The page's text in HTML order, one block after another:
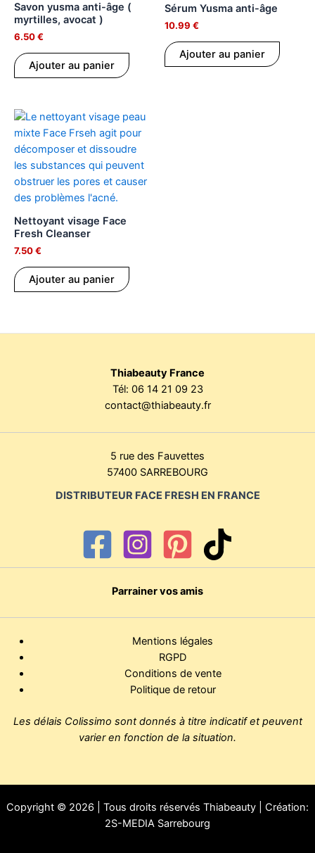
Savon yusma anti-âge (
myrtilles, avocat )
6.50€
Ajouter au panier
Sérum Yusma anti-âge
10.99 €
Ajouter au panier
Nettoyant visage Face
Fresh Cleanser
7.50€
Ajouter au panier
Thiabeauty France
Tél: 06 14 21 09 23
contact@thiabeauty.fr
5 rue des Fauvettes
57400 SARREBOURG
DISTRIBUTEUR FACE FRESH EN FRANCE
Parrainer vos amis
Mentions légales
RGPD
Conditions de vente
Politique de retour
Les délais Colissimo sont donnés à titre indicatif et peuvent
varier en fonction de la situation.
Copyright © 2026 | Tous droits réservés Thiabeauty | Création:
2S-MEDIA Sarrebourg